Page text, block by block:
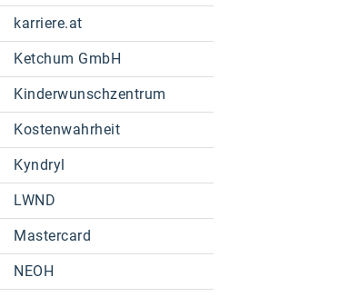
karriere.at
Ketchum GmbH
Kinderwunschzentrum
Kostenwahrheit
Kyndryl
LWND
Mastercard
NEOH